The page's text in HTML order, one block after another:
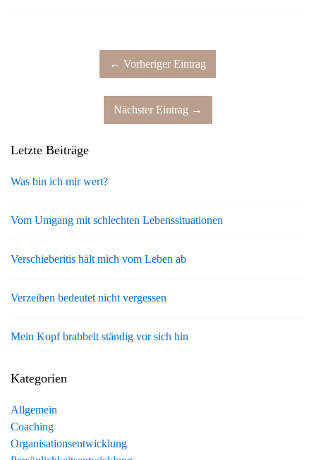
← Vorheriger Eintrag
Nächster Eintrag →
Letzte Beiträge
Was bin ich mir wert?
Vom Umgang mit schlechten Lebenssituationen
Verschieberitis hält mich vom Leben ab
Verzeihen bedeutet nicht vergessen
Mein Kopf brabbelt ständig vor sich hin
Kategorien
Allgemein
Coaching
Organisationsentwicklung